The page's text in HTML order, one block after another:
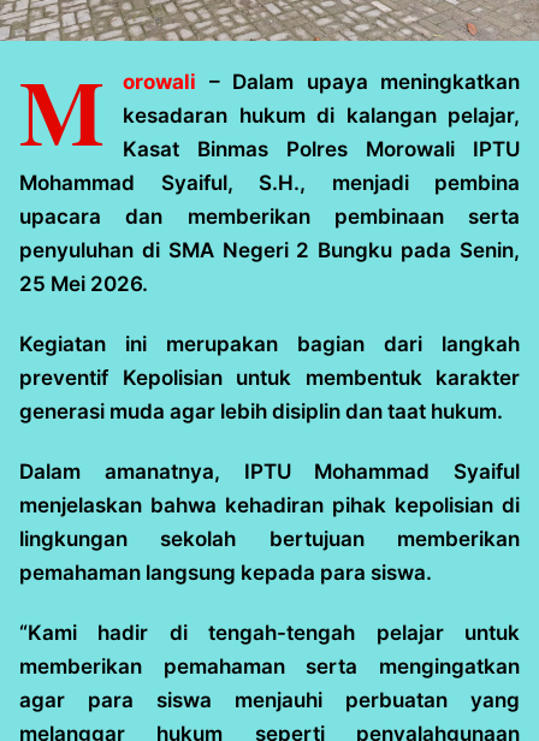
M orowali – Dalam upaya meningkatkan
kesadaran hukum di kalangan pelajar,
Kasat Binmas Polres Morowali IPTU
Mohammad Syaiful, S.H., menjadi pembina
upacara dan memberikan pembinaan serta
penyuluhan di SMA Negeri 2 Bungku pada Senin,
25 Mei 2026.
Kegiatan ini merupakan bagian dari langkah
preventif Kepolisian untuk membentuk karakter
generasi muda agar lebih disiplin dan taat hukum.
Dalam amanatnya, IPTU Mohammad Syaiful
menjelaskan bahwa kehadiran pihak kepolisian di
lingkungan sekolah bertujuan memberikan
pemahaman langsung kepada para siswa.
“Kami hadir di tengah-tengah pelajar untuk
memberikan pemahaman serta mengingatkan
agar para siswa menjauhi perbuatan yang
melanggar hukum seperti penyalahgunaan